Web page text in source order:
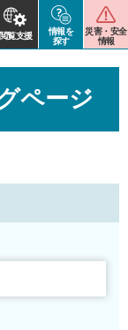
閲覧支援
情報を
探す
災害・安全
情報
ページ